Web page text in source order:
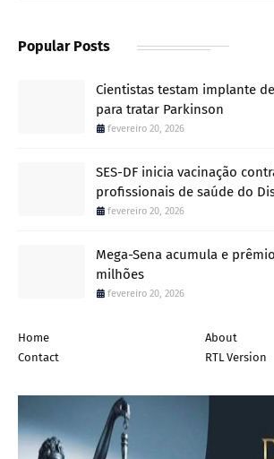
Popular Posts
Cientistas testam implante
para tratar Parkinson
fevereiro 20, 2026
SES-DF inicia vacinação
profissionais de saúde do
fevereiro 20, 2026
Mega-Sena acumula e
milhões
fevereiro 20, 2026
Home
About
Contact
RTL Version